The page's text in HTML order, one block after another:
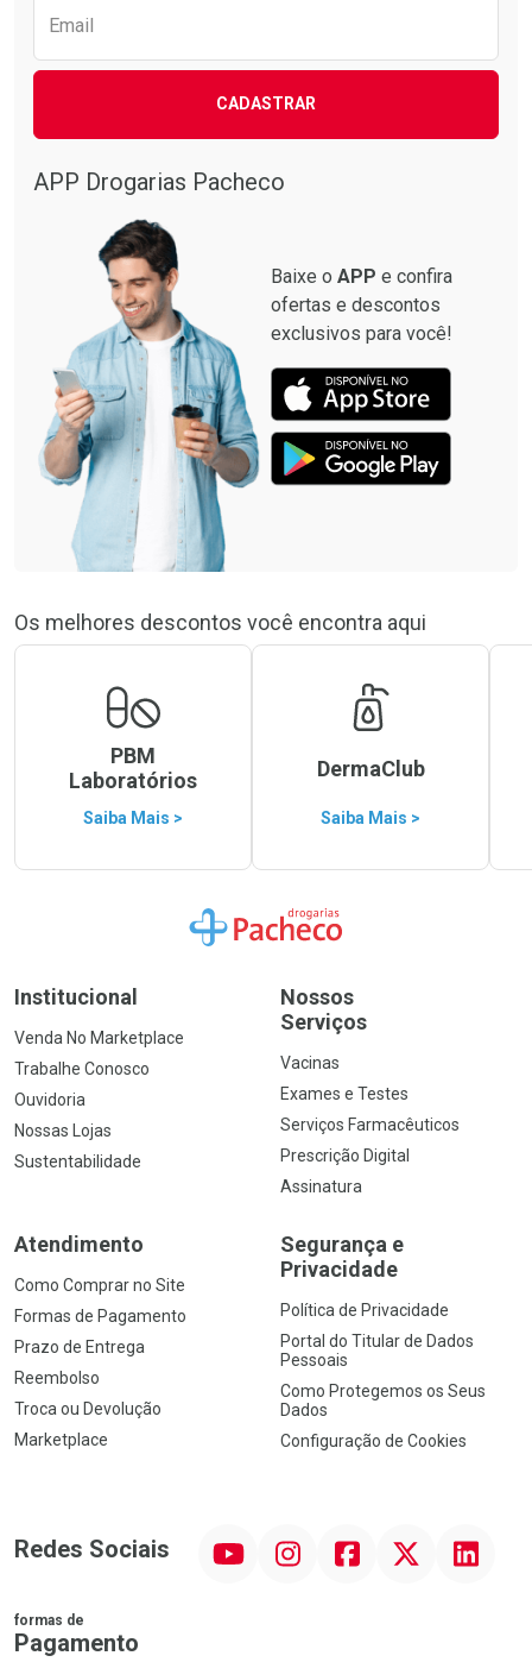
Email
CADASTRAR
APP Drogarias Pacheco
Baixe o APP e confira
ofertas e descontos
exclusivos para você!
Os melhores descontos você encontra aqui
PBM
Laboratórios
Saiba Mais >
DermaClub
Saiba Mais >
Ir para a Home
Institucional
Venda No Marketplace
Trabalhe Conosco
Ouvidoria
Nossas Lojas
Sustentabilidade
Nossos
Serviços
Vacinas
Exames e Testes
Serviços Farmacêuticos
Prescrição Digital
Assinatura
Atendimento
Como Comprar no Site
Formas de Pagamento
Prazo de Entrega
Reembolso
Troca ou Devolução
Marketplace
Segurança e
Privacidade
Política de Privacidade
Portal do Titular de Dados
Pessoais
Como Protegemos os Seus
Dados
Configuração de Cookies
Redes Sociais InstagramFacebook Linkedin
formas de
Pagamento